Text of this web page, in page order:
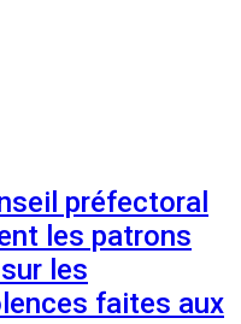
préfectoral
les patrons
les
faites aux